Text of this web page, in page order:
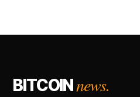
BITCOINnews.